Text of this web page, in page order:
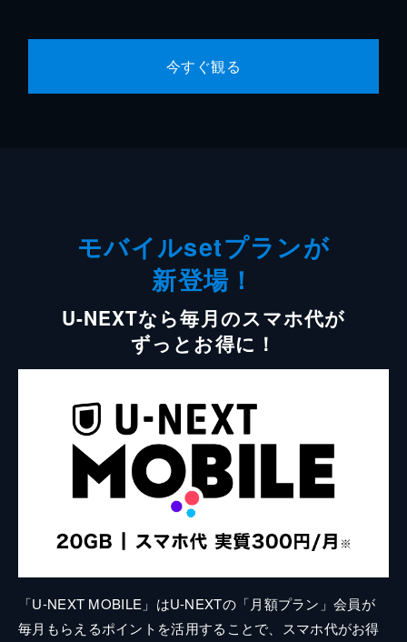
今すぐ観る
モバイルsetプランが
新登場！
U-NEXTなら毎月のスマホ代が
ずっとお得に！
「U-NEXT MOBILE」はU-NEXTの「月額プラン」会員が
毎月もらえるポイントを活用することで、スマホ代がお得